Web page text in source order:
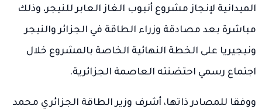
الميدانية لإنجاز مشروع أنبوب الغاز العابر للنيجر، وذلك
مباشرة بعد مصادقة وزراء الطاقة في الجزائر والنيجر
ونيجيريا على الخطة النهائية الخاصة بالمشروع خلال
اجتماع رسمي احتضنته العاصمة الجزائرية.
ووفقا للمصادر ذاتها، أشرف وزير الطاقة الجزائري محمد